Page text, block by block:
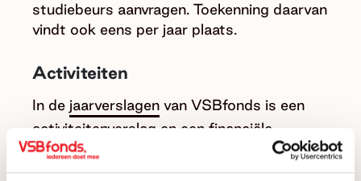
studiebeurs aanvragen. Toekenning daarvan
vindt ook eens per jaar plaats.
Activiteiten
In de jaarverslagen van VSBfonds is een
activiteitenverslag en een financiële
verantwoording opgenomen.